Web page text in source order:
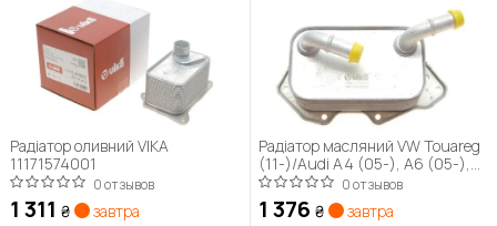
Радіатор оливний VIKA
11171574001
0 отзывов
1 311 ₴ завтра
Радіатор масляний VW Touareg
(11-)/Audi A4 (05-), A6 (05-),
A8 (04-), Q5 (09-), Q7 (10-)
(11170068301) VIKA
0 отзывов
1 376 ₴ завтра